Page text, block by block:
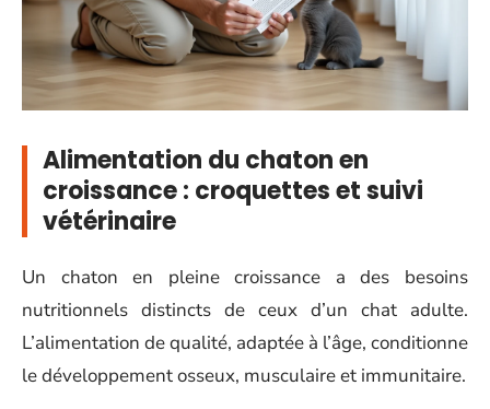
Alimentation du chaton en
croissance : croquettes et suivi
vétérinaire
Un chaton en pleine croissance a des besoins
nutritionnels distincts de ceux d’un chat adulte.
L’alimentation de qualité, adaptée à l’âge, conditionne
le développement osseux, musculaire et immunitaire.